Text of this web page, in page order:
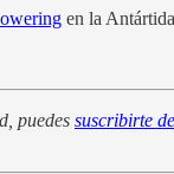
en la
puedes suscribirte